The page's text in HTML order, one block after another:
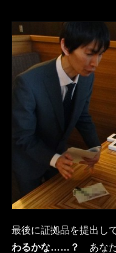
最後に証拠品を提出し
わるかな……？
あな